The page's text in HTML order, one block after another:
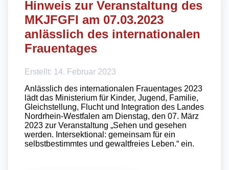
Hinweis zur Veranstaltung des
MKJFGFI am 07.03.2023
anlässlich des internationalen
Frauentages
Erstellt: 14. Februar 2023
Anlässlich des internationalen Frauentages 2023
lädt das Ministerium für Kinder, Jugend, Familie,
Gleichstellung, Flucht und Integration des Landes
Nordrhein-Westfalen am Dienstag, den 07. März
2023 zur Veranstaltung „Sehen und gesehen
werden. Intersektional: gemeinsam für ein
selbstbestimmtes und gewaltfreies Leben.“ ein.